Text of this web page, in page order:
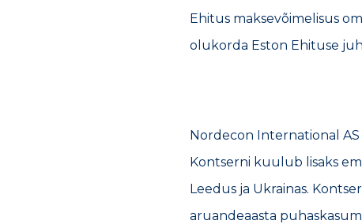
Ehitus maksevõimelisus
olukorda Eston Ehituse
Nordecon International
Kontserni kuulub lisaks
Leedus ja Ukrainas.
aruandeaasta